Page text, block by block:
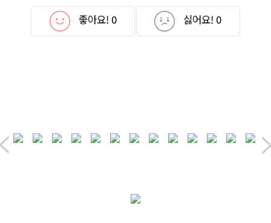
좋아요! 0 싫어요! 0